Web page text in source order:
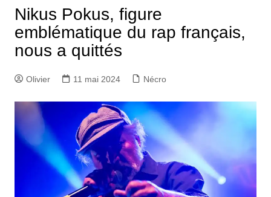
Nikus Pokus, figure
emblématique du rap français,
nous a quittés
Olivier 11 mai 2024 Nécro